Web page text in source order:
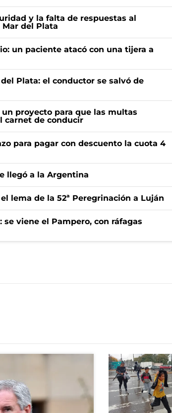
y la falta de respuestas al
del Plata
un paciente atacó con una tijera a
Plata: el conductor se salvó de
proyecto para que las multas
carnet de conducir
para pagar con descuento la cuota 4
llegó a la Argentina
lema de la 52ª Peregrinación a Luján
viene el Pampero, con ráfagas